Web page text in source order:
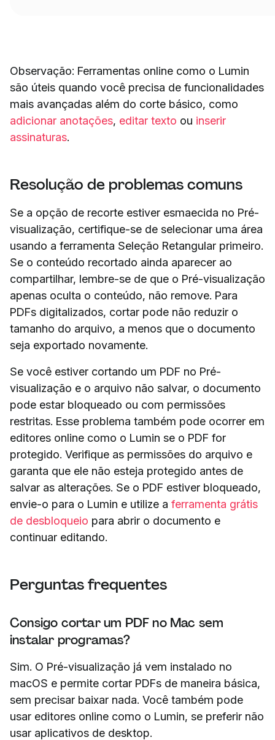
Observação: Ferramentas online como o Lumin
são úteis quando você precisa de funcionalidades
mais avançadas além do corte básico, como
adicionar anotações, editar texto ou inserir
assinaturas.
Resolução de problemas comuns
Se a opção de recorte estiver esmaecida no Pré-
visualização, certifique-se de selecionar uma área
usando a ferramenta Seleção Retangular primeiro.
Se o conteúdo recortado ainda aparecer ao
compartilhar, lembre-se de que o Pré-visualização
apenas oculta o conteúdo, não remove. Para
PDFs digitalizados, cortar pode não reduzir o
tamanho do arquivo, a menos que o documento
seja exportado novamente.
Se você estiver cortando um PDF no Pré-
visualização e o arquivo não salvar, o documento
pode estar bloqueado ou com permissões
restritas. Esse problema também pode ocorrer em
editores online como o Lumin se o PDF for
protegido. Verifique as permissões do arquivo e
garanta que ele não esteja protegido antes de
salvar as alterações. Se o PDF estiver bloqueado,
envie-o para o Lumin e utilize a ferramenta grátis
de desbloqueio para abrir o documento e
continuar editando.
Perguntas frequentes
Consigo cortar um PDF no Mac sem
instalar programas?
Sim. O Pré-visualização já vem instalado no
macOS e permite cortar PDFs de maneira básica,
sem precisar baixar nada. Você também pode
usar editores online como o Lumin, se preferir não
usar aplicativos de desktop.